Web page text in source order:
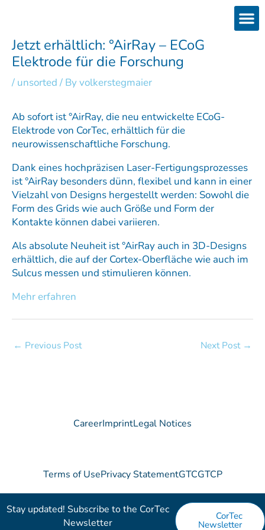
Jetzt erhältlich: °AirRay – ECoG
Elektrode für die Forschung
/ unsorted / Byvolkerstegmaier
Ab sofort ist °AirRay, die neu entwickelte ECoG-
Elektrode von CorTec, erhältlich für die
neurowissenschaftliche Forschung.
Dank eines hochpräzisen Laser-Fertigungsprozesses
ist °AirRay besonders dünn, flexibel und kann in einer
Vielzahl von Designs hergestellt werden: Sowohl die
Form des Grids wie auch Größe und Form der
Kontakte können dabei variieren.
Als absolute Neuheit ist °AirRay auch in 3D-Designs
erhältlich, die auf der Cortex-Oberfläche wie auch im
Sulcus messen und stimulieren können.
Mehr erfahren
← Previous Post Next Post →
CareerImprintLegal Notices
Terms of UsePrivacy StatementGTCGTCP
Stay updated! Subscribe to the CorTec
Newsletter​
CorTec
Newsletter